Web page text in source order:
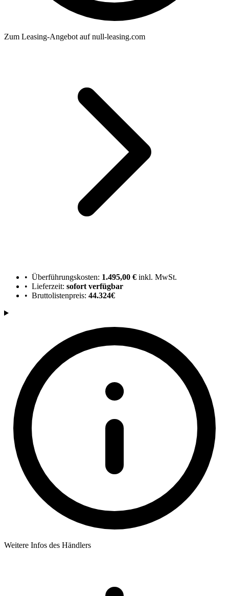
Zum Leasing-Angebot auf null-leasing.com
• Überführungskosten: 1.495,00 € inkl. MwSt.
• Lieferzeit: sofort verfügbar
• Bruttolistenpreis: 44.324€
Weitere Infos des Händlers